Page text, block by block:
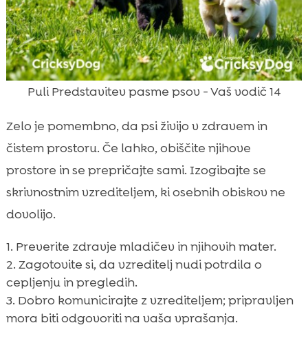
Puli Predstavitev pasme psov - Vaš vodič 14
Zelo je pomembno, da psi živijo v zdravem in
čistem prostoru. Če lahko, obiščite njihove
prostore in se prepričajte sami. Izogibajte se
skrivnostnim vzrediteljem, ki osebnih obiskov ne
dovolijo.
Preverite zdravje mladičev in njihovih mater.
Zagotovite si, da vzreditelj nudi potrdila o
cepljenju in pregledih.
Dobro komunicirajte z vzrediteljem; pripravljen
mora biti odgovoriti na vaša vprašanja.